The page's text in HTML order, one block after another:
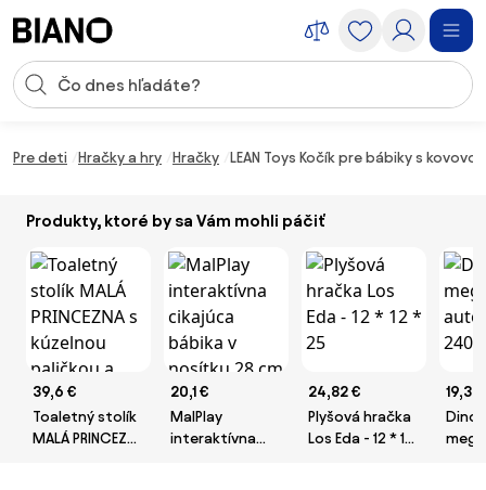
Vstup pre vyhľadávanie
Pre deti Hračky a hry Hračky LEAN Toys Kočík pre bábiky s
Produkty, ktoré by sa Vám mohli páčiť
39,6 €
Toaletný stolík
MALÁ PRINCEZNA
20,1 €
MalPlay
interaktívna
24,82 €
Plyšová hračka
Los Eda - 12 * 12
19,3 €
mega